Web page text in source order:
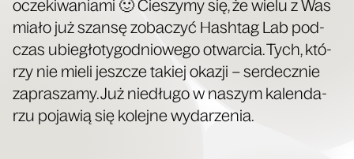
ocze­ki­wa­nia­mi 🙂 Cie­szy­my się, że wie­lu z Was
mia­ło już szan­sę zoba­czyć Hash­tag Lab pod­
czas ubie­gło­ty­go­dnio­we­go otwar­cia. Tych, któ­
rzy nie mie­li jesz­cze takiej oka­zji − ser­decz­nie
zapra­sza­my. Już nie­dłu­go w naszym kalen­da­
rzu poja­wią się kolej­ne wydarzenia.